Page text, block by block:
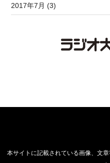
2017年7月 (3)
本サイトに記載されている画像、文